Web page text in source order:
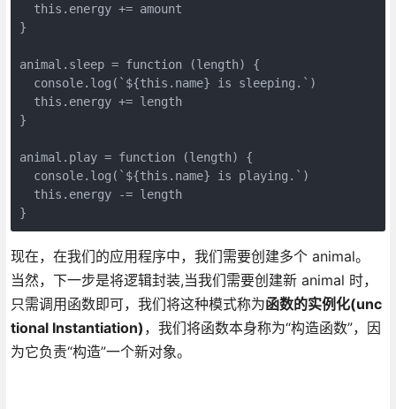
  this.energy += amount
}
animal.sleep = function (length) {
  console.log(`${this.name} is sleeping.`)
  this.energy += length
}
animal.play = function (length) {
  console.log(`${this.name} is playing.`)
  this.energy -= length
现在，在我们的应用程序中，我们需要创建多个 animal。
当然，下一步是将逻辑封装,当我们需要创建新 animal 时，
只需调用函数即可，我们将这种模式称为函数的实例化(unc
tional Instantiation) ，我们将函数本身称为“构造函数”，因
为它负责“构造”一个​​新对象。